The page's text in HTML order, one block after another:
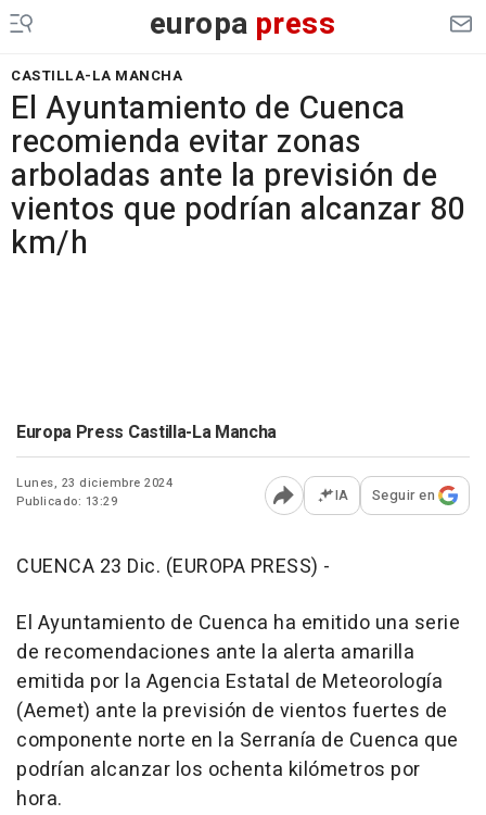
europa press
CASTILLA-LA MANCHA
El Ayuntamiento de Cuenca
recomienda evitar zonas
arboladas ante la previsión de
vientos que podrían alcanzar 80
km/h
Europa Press Castilla-La Mancha
Lunes, 23 diciembre 2024
Publicado: 13:29
Abrir opciones para
IA Seguir en
CUENCA 23 Dic. (EUROPA PRESS) -
El Ayuntamiento de Cuenca ha emitido una serie
de recomendaciones ante la alerta amarilla
emitida por la Agencia Estatal de Meteorología
(Aemet) ante la previsión de vientos fuertes de
componente norte en la Serranía de Cuenca que
podrían alcanzar los ochenta kilómetros por
hora.